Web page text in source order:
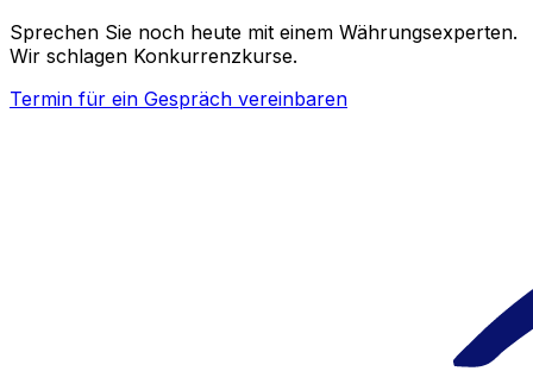
Sprechen Sie noch heute mit einem Währungsexperten.
Wir schlagen Konkurrenzkurse.
Termin für ein Gespräch vereinbaren